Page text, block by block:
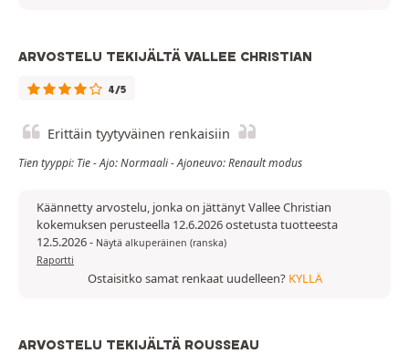
ARVOSTELU TEKIJÄLTÄ VALLEE CHRISTIAN
4/5
Erittäin tyytyväinen renkaisiin
Tien tyyppi: Tie - Ajo: Normaali - Ajoneuvo: Renault modus
Käännetty arvostelu, jonka on jättänyt Vallee Christian
kokemuksen perusteella 12.6.2026 ostetusta tuotteesta
12.5.2026- Näytä alkuperäinen (ranska)
Raportti
Ostaisitko samat renkaat uudelleen? KYLLÄ
ARVOSTELU TEKIJÄLTÄ ROUSSEAU